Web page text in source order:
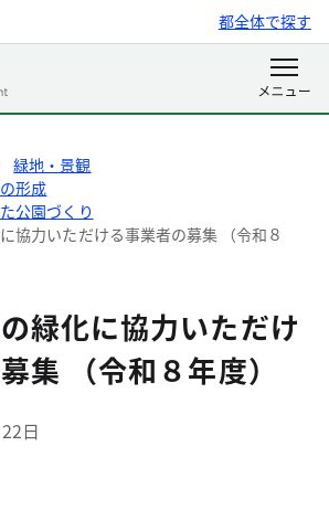
都全体で探す
緑地・景観
形成
公園づくり
協力いただける事業者の募集 （令和８
緑化に協力いただけ
集 （令和８年度）
日